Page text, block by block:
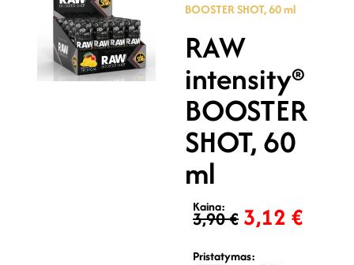
BOOSTER SHOT, 60 ml
RAW
intensity®
BOOSTER
SHOT, 60
ml
Kaina:
3,90€ 3,12 €
Pristatymas: